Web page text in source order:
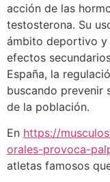
acción de las
testosterona. Su
ámbito deportivo y
efectos
España, la
buscando prevenir
de la población.
En https://
orales-provoca-
atletas famosos